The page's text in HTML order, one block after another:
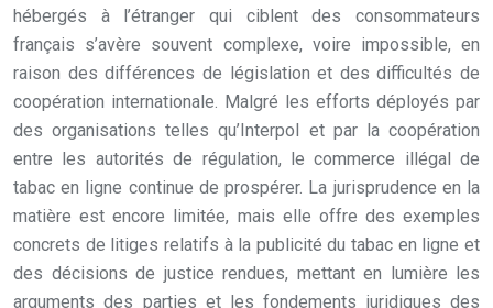
hébergés à l’étranger qui ciblent des consommateurs
français s’avère souvent complexe, voire impossible, en
raison des différences de législation et des difficultés de
coopération internationale. Malgré les efforts déployés par
des organisations telles qu’Interpol et par la coopération
entre les autorités de régulation, le commerce illégal de
tabac en ligne continue de prospérer. La jurisprudence en la
matière est encore limitée, mais elle offre des exemples
concrets de litiges relatifs à la publicité du tabac en ligne et
des décisions de justice rendues, mettant en lumière les
arguments des parties et les fondements juridiques des